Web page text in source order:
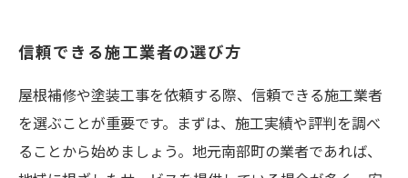
信頼できる施工業者の選び方
屋根補修や塗装工事を依頼する際、信頼できる施工業者
を選ぶことが重要です。まずは、施工実績や評判を調べ
ることから始めましょう。地元南部町の業者であれば、